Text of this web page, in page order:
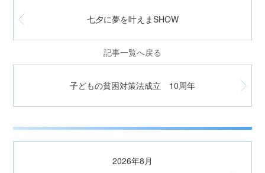
七夕に夢を叶えまSHOW
記事一覧へ戻る
子どもの貧困対策法成立 10周年
2026年8月